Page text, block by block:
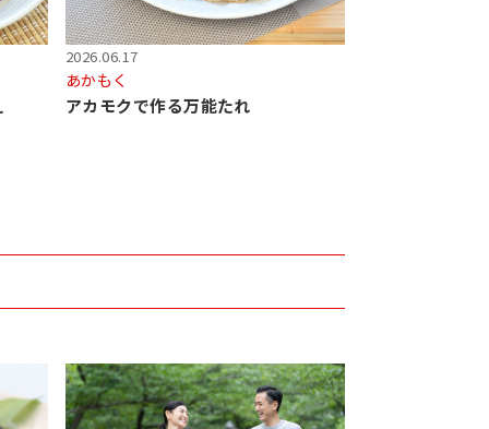
2026.06.17
あかもく
アカモクで作る万能たれ